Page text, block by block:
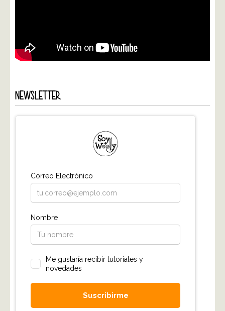
NEWSLETTER